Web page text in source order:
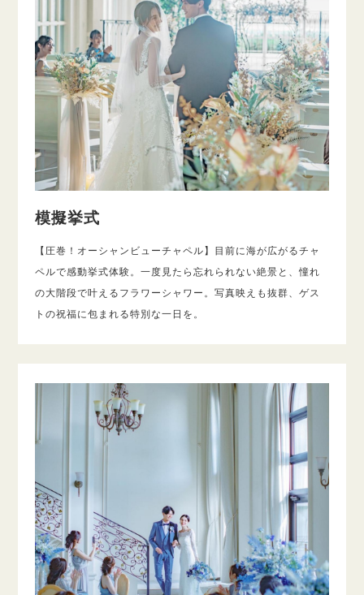
模擬挙式
【圧巻！オーシャンビューチャペル】目前に海が広がるチャ
ペルで感動挙式体験。一度見たら忘れられない絶景と、憧れ
の大階段で叶えるフラワーシャワー。写真映えも抜群、ゲス
トの祝福に包まれる特別な一日を。